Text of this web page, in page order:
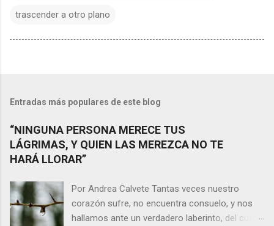
trascender a otro plano
Entradas más populares de este blog
“NINGUNA PERSONA MERECE TUS
LÁGRIMAS, Y QUIEN LAS MEREZCA NO TE
HARÁ LLORAR”
Por Andrea Calvete Tantas veces nuestro
corazón sufre, no encuentra consuelo, y nos
hallamos ante un verdadero laberinto, del cual